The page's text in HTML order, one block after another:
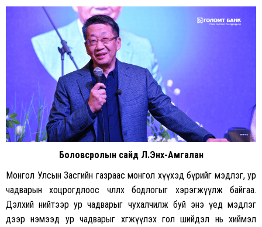
Боловсролын сайд Л.Энх-Амгалан
Монгол Улсын Засгийн газраас монгол хүүхэд бүрийг мэдлэг, ур
чадварын хоцрогдлоос чөлөөлөх бодлогыг хэрэгжүүлж байгаа.
Дэлхий нийтээр ур чадварыг чухалчилж буй энэ үед мэдлэг
дээр нэмээд ур чадварыг хөгжүүлэх гол шийдэл нь хиймэл